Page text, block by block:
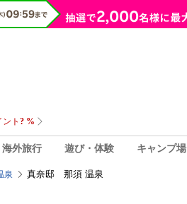
海外旅行 遊び・体験 キャンプ場
泉 真奈邸 那須 温泉